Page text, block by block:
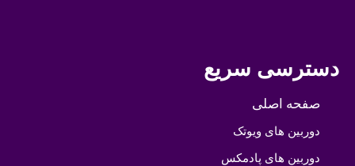
دسترسی سریع
صفحه اصلی
دوربین های ویوتک
دوربین های پادمکس